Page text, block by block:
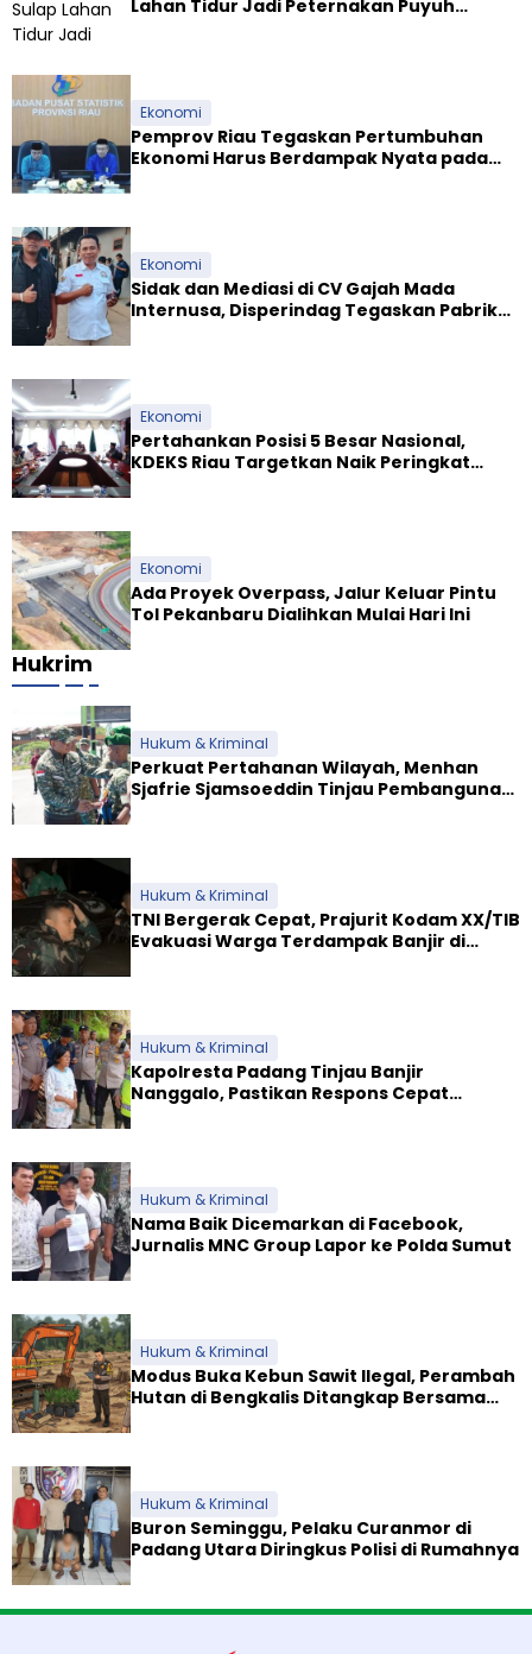
Lahan Tidur Jadi Peternakan Puyuh
Ekonomi
Pemprov Riau Tegaskan Pertumbuhan
Ekonomi Harus Berdampak Nyata pada
Ekonomi
Sidak dan Mediasi di CV Gajah Mada
Internusa, Disperindag Tegaskan Pabrik
Ekonomi
Pertahankan Posisi 5 Besar Nasional,
KDEKS Riau Targetkan Naik Peringkat
Ekonomi
Ada Proyek Overpass, Jalur Keluar Pintu
Tol Pekanbaru Dialihkan Mulai Hari Ini
Hukrim
Hukum & Kriminal
Perkuat Pertahanan Wilayah, Menhan
Sjafrie Sjamsoeddin Tinjau Pembangunan
Hukum & Kriminal
TNI Bergerak Cepat, Prajurit Kodam XX/TIB
Evakuasi Warga Terdampak Banjir di
Hukum & Kriminal
Kapolresta Padang Tinjau Banjir
Nanggalo, Pastikan Respons Cepat
Hukum & Kriminal
Nama Baik Dicemarkan di Facebook,
Jurnalis MNC Group Lapor ke Polda Sumut
Hukum & Kriminal
Modus Buka Kebun Sawit Ilegal, Perambah
Hutan di Bengkalis Ditangkap Bersama
Hukum & Kriminal
Buron Seminggu, Pelaku Curanmor di
Padang Utara Diringkus Polisi di Rumahnya